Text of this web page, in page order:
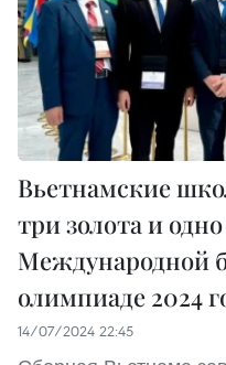
Вьетнамские
три золота и
Международной
олимпиаде 2024
14/07/2024 22:45